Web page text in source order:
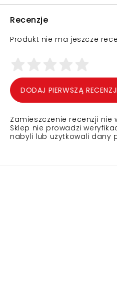
Recenzje
Produkt nie ma jeszcze
DODAJ PIERWSZĄ
Zamieszczenie recenzji
Sklep nie prowadzi
nabyli lub użytkowali dany